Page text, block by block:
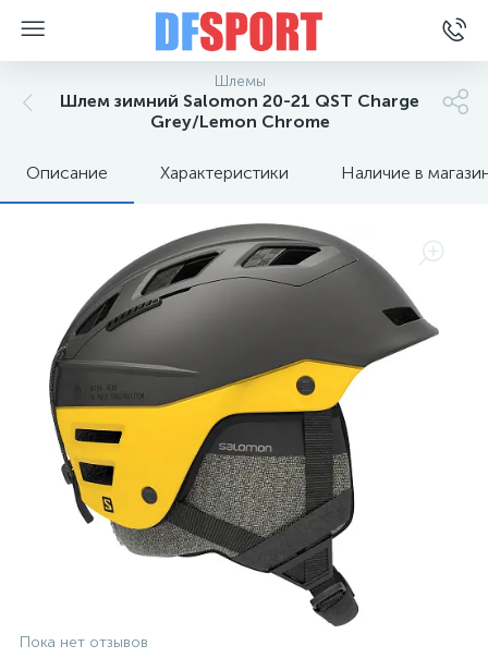
Шлемы
Шлем зимний Salomon 20-21 QST Charge
Grey/Lemon Chrome
Описание Характеристики Наличие в
Пока нет отзывов